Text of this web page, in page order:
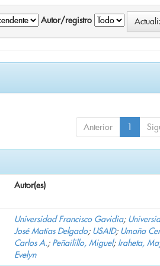
Autor/registro
Anterior 1
Autor(es)
Universidad Francisco Gavidia;
José Matías Delgado; USAID; Umaña
Carlos A.; Peñailillo, Miguel; Iraheta,
Evelyn